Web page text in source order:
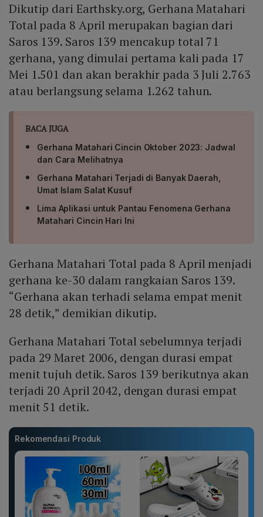
Dikutip dari Earthsky.org, Gerhana Matahari
Total pada 8 April merupakan bagian dari
Saros 139. Saros 139 mencakup total 71
gerhana, yang dimulai pertama kali pada 17
Mei 1.501 dan akan berakhir pada 3 Juli 2.763
atau berlangsung selama 1.262 tahun.
BACA JUGA
Gerhana Matahari Cincin Oktober 2023: Jadwal
dan Cara Melihatnya
Gerhana Matahari Terjadi di Banyak Daerah,
Umat Islam Salat Kusuf
Lima Aplikasi untuk Pantau Fenomena Gerhana
Matahari Cincin Hari Ini
Gerhana Matahari Total pada 8 April menjadi
gerhana ke-30 dalam rangkaian Saros 139.
“Gerhana akan terhadi selama empat menit
28 detik,” demikian dikutip.
Gerhana Matahari Total sebelumnya terjadi
pada 29 Maret 2006, dengan durasi empat
menit tujuh detik. Saros 139 berikutnya akan
terjadi 20 April 2042, dengan durasi empat
menit 51 detik.
Rekomendasi Produk